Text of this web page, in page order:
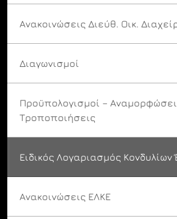
Ανακοινώσεις Διεύθ. Οικ.
Διαγωνισμοί
Προϋπολογισμοί –
Τροποποιήσεις
Ειδικός Λογαριασμός Κονδυλίων
Ανακοινώσεις ΕΛΚΕ